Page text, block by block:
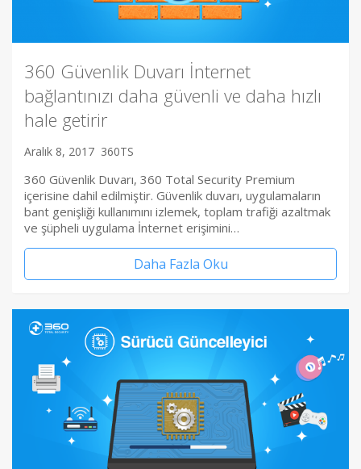
360 Güvenlik Duvarı İnternet
bağlantınızı daha güvenli ve daha hızlı
hale getirir
Aralık 8, 2017 360TS
360 Güvenlik Duvarı, 360 Total Security Premium
içerisine dahil edilmiştir. Güvenlik duvarı, uygulamaların
bant genişliği kullanımını izlemek, toplam trafiği azaltmak
ve şüpheli uygulama İnternet erişimini…
Daha Fazla Oku